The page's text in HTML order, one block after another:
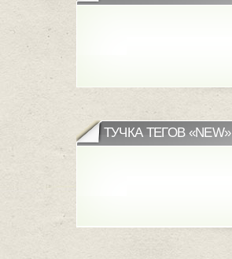
ТУЧКА ТЕГОВ «NEW»